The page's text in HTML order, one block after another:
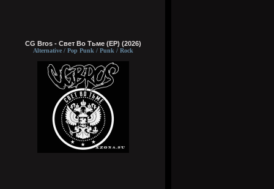
CG Bros - Свет Во Тьме (EP) (2026)
Alternative / Pop Punk / Punk / Rock